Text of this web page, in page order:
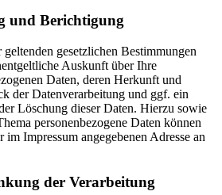
und Berichtigung
gesetzlichen Bestimmungen
Auskunft über Ihre
Daten, deren Herkunft und
der Datenverarbeitung und ggf. ein
Löschung dieser Daten. Hierzu sowie
personenbezogene Daten können
im Impressum angegebenen Adresse an
der Verarbeitung